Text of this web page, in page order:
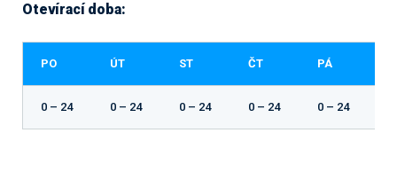
Otevírací doba:
PO ÚT ST ČT PÁ
0 – 24 0 – 24 0 – 24 0 – 24 0 – 24